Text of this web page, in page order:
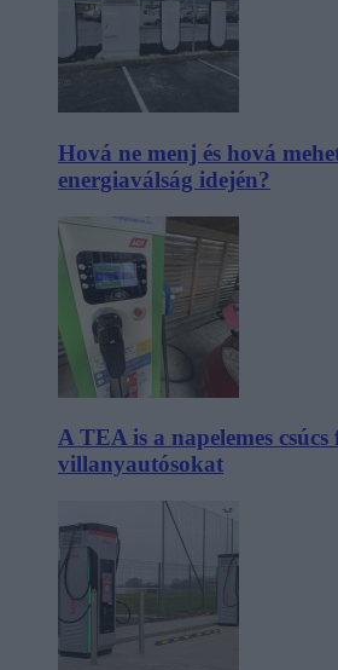
Hová ne menj és hová
energiaválság idején?
A TEA is a napelemes csúcs
villanyautósokat